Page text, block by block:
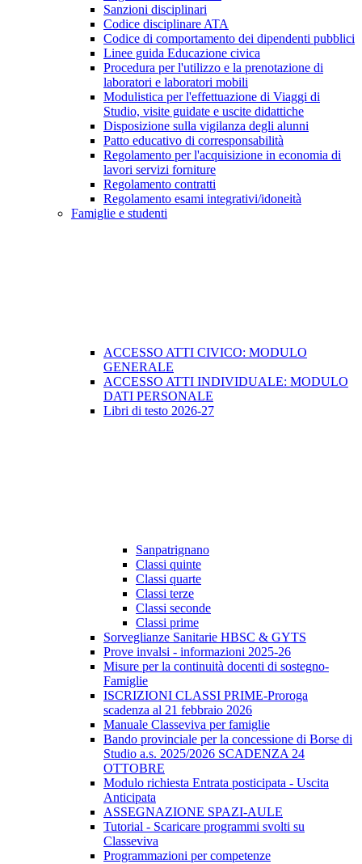
Sanzioni disciplinari
Codice disciplinare ATA
Codice di comportamento dei dipendenti pubblici
Linee guida Educazione civica
Procedura per l'utilizzo e la prenotazione di
laboratori e laboratori mobili
Modulistica per l'effettuazione di Viaggi di
Studio, visite guidate e uscite didattiche
Disposizione sulla vigilanza degli alunni
Patto educativo di corresponsabilità
Regolamento per l'acquisizione in economia di
lavori servizi forniture
Regolamento contratti
Regolamento esami integrativi/idoneità
Famiglie e studenti
ACCESSO ATTI CIVICO: MODULO
GENERALE
ACCESSO ATTI INDIVIDUALE: MODULO
DATI PERSONALE
Libri di testo 2026-27
Sanpatrignano
Classi quinte
Classi quarte
Classi terze
Classi seconde
Classi prime
Sorveglianze Sanitarie HBSC & GYTS
Prove invalsi - informazioni 2025-26
Misure per la continuità docenti di sostegno-
Famiglie
ISCRIZIONI CLASSI PRIME-Proroga
scadenza al 21 febbraio 2026
Manuale Classeviva per famiglie
Bando provinciale per la concessione di Borse di
Studio a.s. 2025/2026 SCADENZA 24
OTTOBRE
Modulo richiesta Entrata posticipata - Uscita
Anticipata
ASSEGNAZIONE SPAZI-AULE
Tutorial - Scaricare programmi svolti su
Classeviva
Programmazioni per competenze